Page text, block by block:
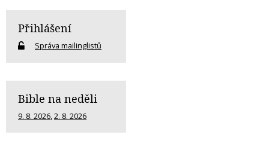
Přihlášení
Správa mailinglistů
Bible na neděli
9. 8. 2026,2. 8. 2026